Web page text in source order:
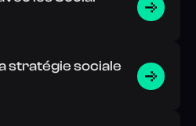
stratégie sociale